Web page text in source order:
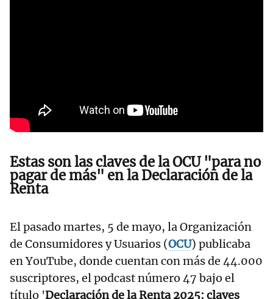
Estas son las claves de la OCU "para no
pagar de más" en la Declaración de la
Renta
El pasado martes, 5 de mayo, la Organización
de Consumidores y Usuarios (OCU) publicaba
en YouTube, donde cuentan con más de 44.000
suscriptores, el podcast número 47 bajo el
título 'Declaración de la Renta 2025: claves